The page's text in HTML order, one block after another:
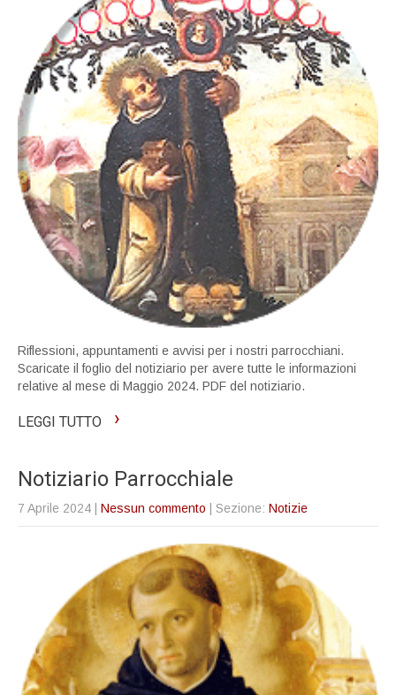
Riflessioni, appuntamenti e avvisi per i nostri parrocchiani.
Scaricate il foglio del notiziario per avere tutte le informazioni
relative al mese di Maggio 2024. PDF del notiziario.
LEGGI TUTTO ›
Notiziario Parrocchiale
7 Aprile 2024 Nessun commento | Sezione: Notizie